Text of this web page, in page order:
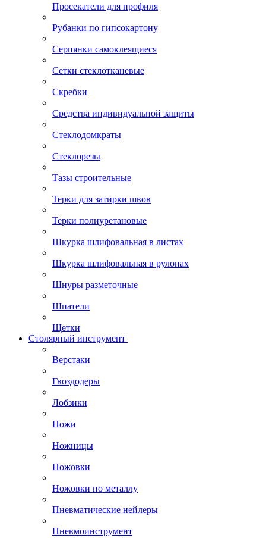
Просекатели для профиля
Рубанки по гипсокартону
Серпянки самоклеящиеся
Сетки стеклотканевые
Скребки
Средства индивидуальной защиты
Стеклодомкраты
Стеклорезы
Тазы строительные
Терки для затирки швов
Терки полиуретановые
Шкурка шлифовальная в листах
Шкурка шлифовальная в рулонах
Шнуры разметочные
Шпатели
Щетки
Столярный инструмент
Верстаки
Гвоздодеры
Лобзики
Ножи
Ножницы
Ножовки
Ножовки по металлу
Пневматические нейлеры
Пневмоинструмент